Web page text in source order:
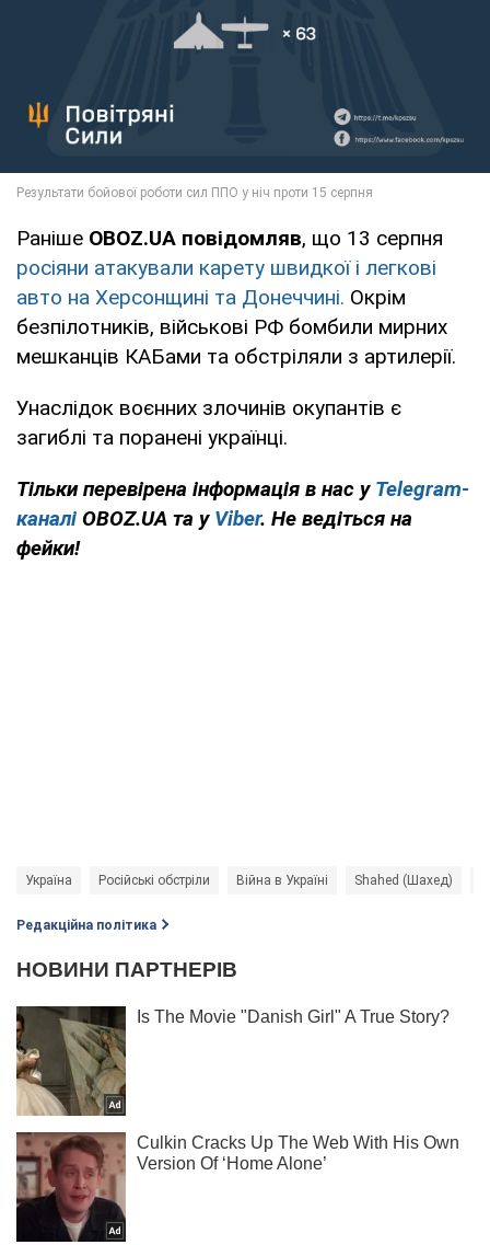
Раніше OBOZ.UA повідомляв, що 13 серпня
росіяни атакували карету швидкої і легкові
авто на Херсонщині та Донеччині. Окрім
безпілотників, військові РФ бомбили мирних
мешканців КАБами та обстріляли з артилерії.
Унаслідок воєнних злочинів окупантів є
загиблі та поранені українці.
Тільки перевірена інформація в нас у Telegram-
каналі OBOZ.UA та у Viber. Не ведіться на
фейки!
Україна Російські обстріли Війна в Україні Shahed (Шахед)
Редакційна політика